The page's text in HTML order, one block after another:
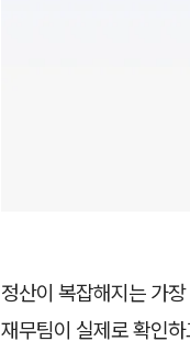
정산이 복잡해지는 가
재무팀이 실제로 확인